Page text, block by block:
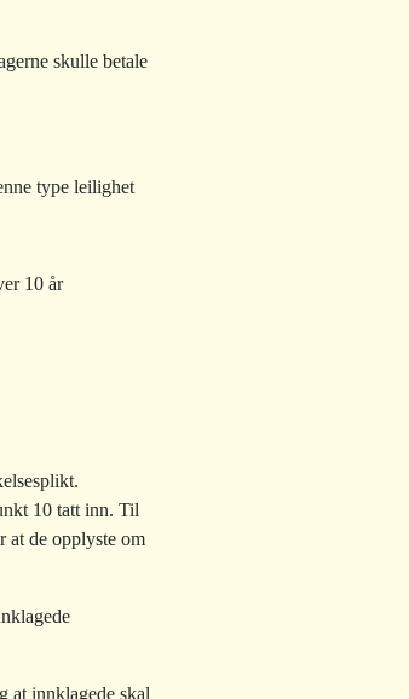
skulle betale
type leilighet
10 år
10 tatt inn. Til
at de opplyste om
at innklagede skal